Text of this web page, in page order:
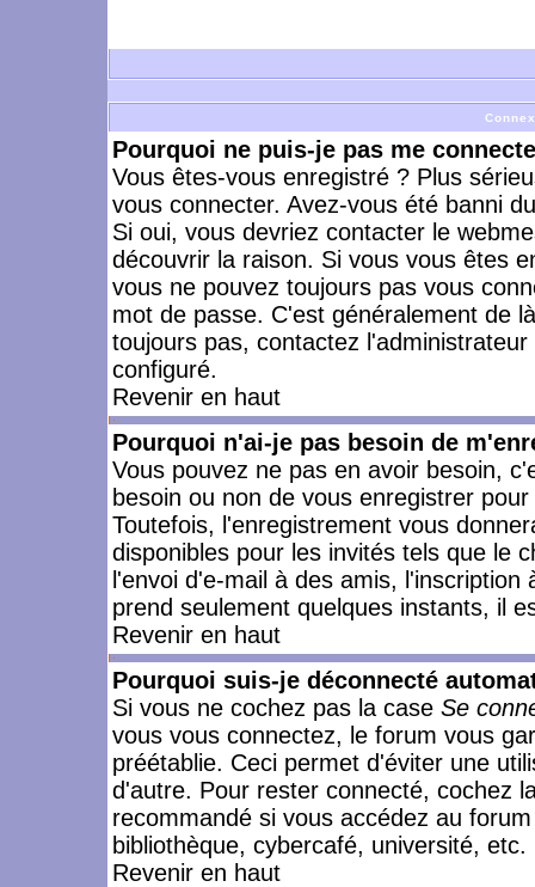
Pourquoi ne puis-je pas me
Vous êtes-vous enregistré ? Plus
vous connecter. Avez-vous été banni
Si oui, vous devriez contacter le
découvrir la raison. Si vous vous êtes
vous ne pouvez toujours pas vous
mot de passe. C'est généralement de
toujours pas, contactez
configuré.
Revenir en haut
Pourquoi n'ai-je pas besoin de
Vous pouvez ne pas en avoir besoin,
besoin ou non de vous enregistrer
Toutefois, l'enregistrement vous
disponibles pour les invités tels que le
l'envoi d'e-mail à des amis,
prend seulement quelques instants, il
Revenir en haut
Pourquoi suis-je déconnecté
Si vous ne cochez pas la case Se
vous vous connectez, le forum vous
préétablie. Ceci permet d'éviter une
d'autre. Pour rester connecté, cochez
recommandé si vous accédez au
bibliothèque, cybercafé, université, etc.
Revenir en haut